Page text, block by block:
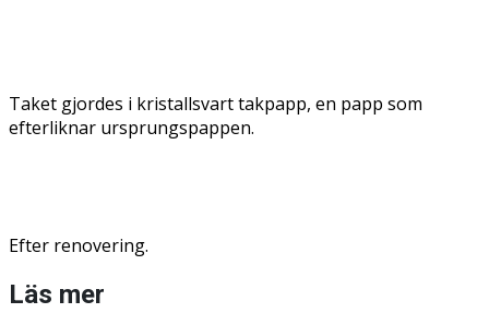
Taket gjordes i kristallsvart takpapp, en papp som
efterliknar ursprungspappen.
Efter renovering.
Läs mer